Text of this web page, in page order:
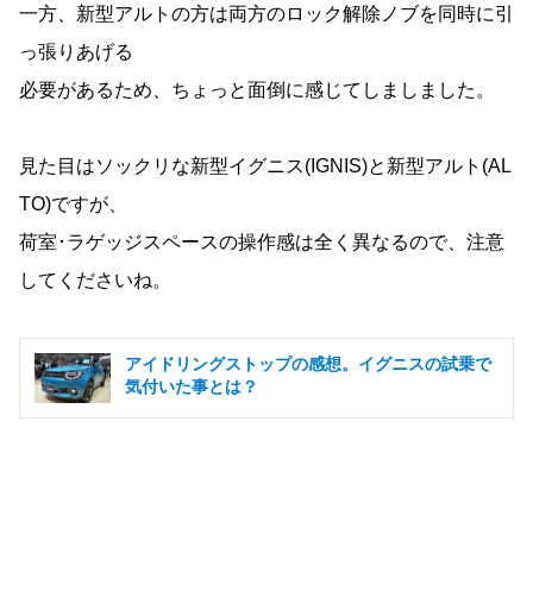
一方、新型アルトの方は両方のロック解除ノブを同時に引
っ張りあげる
必要があるため、ちょっと面倒に感じてしましました。
見た目はソックリな新型イグニス(IGNIS)と新型アルト(AL
TO)ですが、
荷室･ラゲッジスペースの操作感は全く異なるので、注意
してくださいね。
アイドリングストップの感想。イグニスの試乗で
気付いた事とは？